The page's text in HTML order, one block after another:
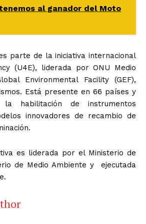
al ganador del Moto
parte de la iniciativa internacional
(U4E), liderada por ONU Medio
Environmental Facility (GEF),
Está presente en 66 países y
la habilitación de instrumentos
innovadores de recambio de
es liderada por el Ministerio de
de Medio Ambiente y ejecutada